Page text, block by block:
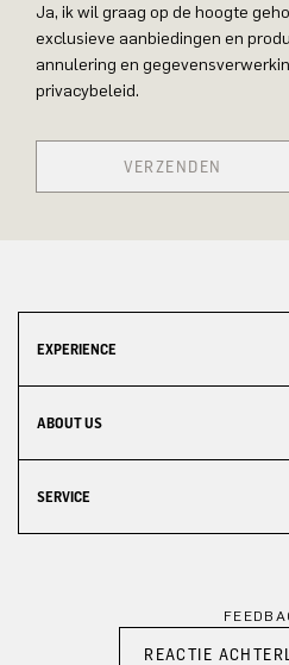
Ja, ik wil graag op de hoogte
exclusieve aanbiedingen en
annulering en
privacybeleid.
VERZENDEN
EXPERIENCE
ABOUT US
SERVICE
REACTIE